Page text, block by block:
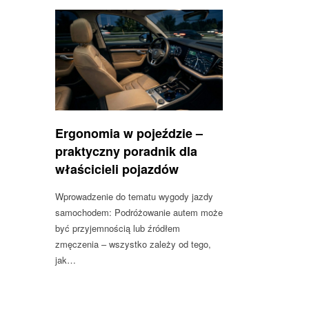
Ergonomia w pojeździe –
praktyczny poradnik dla
właścicieli pojazdów
Wprowadzenie do tematu wygody jazdy
samochodem: Podróżowanie autem może
być przyjemnością lub źródłem
zmęczenia – wszystko zależy od tego,
jak…